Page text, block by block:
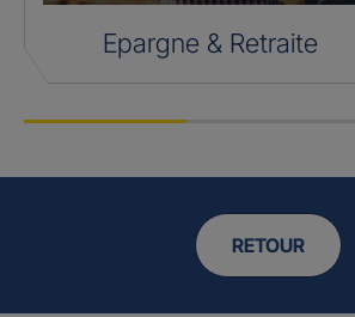
Epargne & Retraite
RETOUR